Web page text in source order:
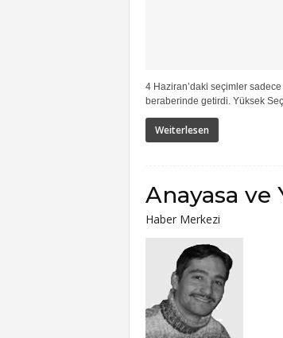
4 Haziran’daki seçimler
beraberinde getirdi. Yüksek
Weiterlesen
Anayasa ve
Haber Merkezi